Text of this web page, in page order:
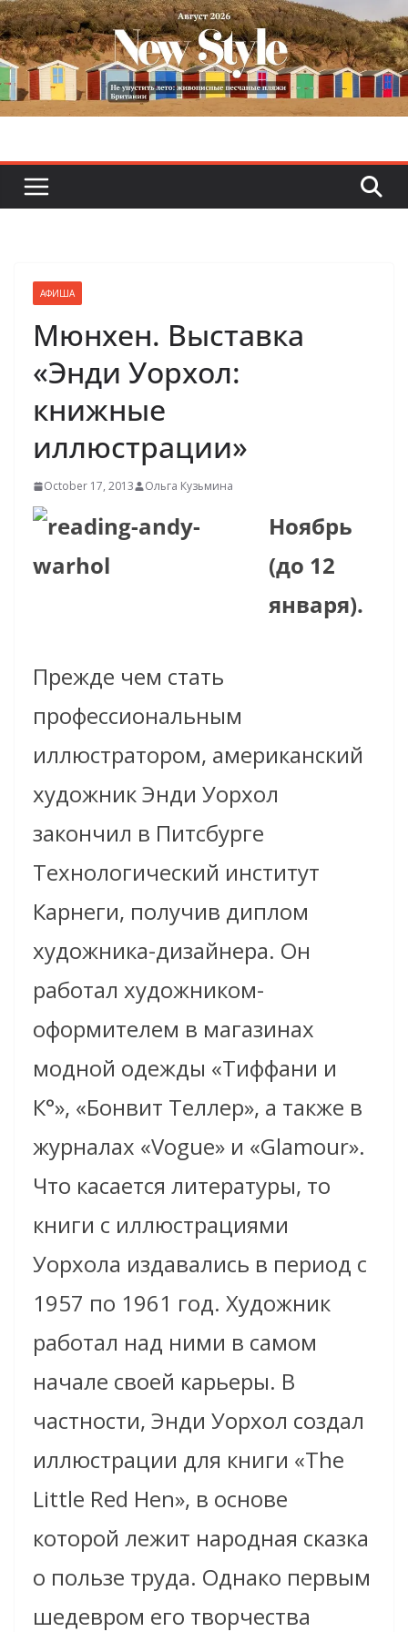
Skip
to
content
АФИША
Мюнхен. Выставка
«Энди Уорхол:
книжные
иллюстрации»
October 17, 2013 Ольга Кузьмина
Ноябрь
(до 12
января).
Прежде чем стать
профессиональным
иллюстратором, американский
художник Энди Уорхол
закончил в Питсбурге
Технологический институт
Карнеги, получив диплом
художника-дизайнера. Он
работал художником-
оформителем в магазинах
модной одежды «Тиффани и
К°», «Бонвит Теллер», а также в
журналах «Vogue» и «Glamour».
Что касается литературы, то
книги с иллюстрациями
Уорхола издавались в период с
1957 по 1961 год. Художник
работал над ними в самом
начале своей карьеры. В
частности, Энди Уорхол создал
иллюстрации для книги «The
Little Red Hen», в основе
которой лежит народная сказка
о пользе труда. Однако первым
шедевром его творчества